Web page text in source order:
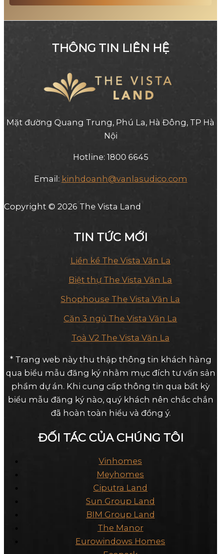
THÔNG TIN LIÊN HỆ
Mặt đường Quang Trung, Phú La, Hà Đông, TP Hà
Nội
Hotline: 1800 6645
Email: kinhdoanh@vanlasudico.com
Copyright © 2026 The Vista Land
TIN TỨC MỚI
Liền kề The Vista Văn La
Biệt thự The Vista Văn La
Shophouse The Vista Văn La
Căn 3 ngủ The Vista Văn La
Toà V2 The Vista Văn La
* Trang web này thu thập thông tin khách hàng
qua biểu mẫu đăng ký nhằm mục đích tư vấn sản
phẩm dự án. Khi cung cấp thông tin qua bất kỳ
biểu mẫu đăng ký nào, quý khách nên chắc chắn
đã hoàn toàn hiểu và đồng ý.
ĐỐI TÁC CỦA CHÚNG TÔI
Vinhomes
Meyhomes
Ciputra Land
Sun Group Land
BIM Group Land
The Manor
Eurowindows Homes